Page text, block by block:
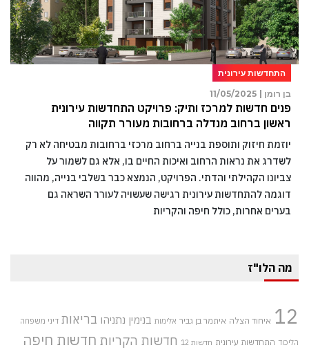
התחדשות עירונית
בן רומן |
11/05/2025
פנים חדשות למרכז ותיק: פרויקט התחדשות עירונית
ראשון ברחוב מנדלה ברחובות מעורר תקווה
יוזמת חיזוק ותוספת בנייה ברחוב מרכזי ברחובות מבטיחה לא רק
לשדרג את נראות הרחוב ואיכות החיים בו, אלא גם לשמור על
צביונו הקהילתי והדתי. הפרויקט, הנמצא כבר בשלבי בנייה, מהווה
דוגמה להתחדשות עירונית רגישה שעשויה לעורר השראה גם
בערים אחרות, כולל חיפה והקריות
מה הלו"ז
12 איחוד הצלה איתמר בן גביר אלימות בנימין נתניהו בריאות דיני משפחה
הליכוד התחדשות עירונית חדשות 12 חדשות הקריות חדשות חיפה